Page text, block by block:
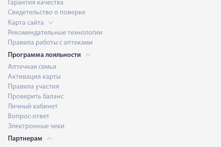
Гарантия качества
Свидетельство о поверке
Карта сайта
Рекомендательные технологии
Правила работы с аптеками
Программа лояльности
Аптечная семья
Активация карты
Правила участия
Проверить баланс
Личный кабинет
Вопрос-ответ
Электронные чеки
Партнерам